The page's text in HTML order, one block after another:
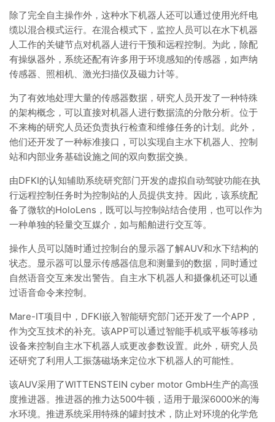
除了完全自主操作外，这种水下机器人还可以通过使用光纤电
缆以混合模式运行。在混合模式下，监控人员可以在水下机器
人工作的关键节点对机器人进行干预和远程控制。为此，除配
有操纵器外，系统还配有许多用于环境感知的传感器，如声纳
传感器、照相机、激光扫描仪及磁力计等。
为了有效地处理大量的传感器数据，研究人员开发了一种特殊
的架构概念，可以直接对机器人进行数据流的分散分析。位于
不来梅的研究人员还负责执行检查和维修任务的计划。此外，
他们还开发了一种标准接口，可以实现自主水下机器人、控制
站和内部业务基础设施之间的双向数据交换。
由DFKI的认知辅助系统研究部门开发的虚拟自动驾驶功能在执
行远程控制任务时为控制站的人员提供支持。因此，该系统配
备了微软的HoloLens，既可以与控制站结合使用，也可以作为
一种单独的轻量交互媒介，如与船舶进行交互等。
操作人员可以随时通过控制台的显示器了解AUV和水下结构的
状态。显示器可以显示传感器信息和测量到的数据，同时通过
自然语音交互来发出警告。自主水下机器人和摄像机还可以通
过语音命令来控制。
Mare-IT项目中，DFKI嵌入智能研究部门还开发了一个APP，
作为交互技术的补充。该APP可以通过智能手机或平板等移动
设备来控制自主水下机器人或更改参数设置。此外，研究人员
还研究了利用人工振荡磁场来定位水下机器人的可能性。
该AUV采用了WITTENSTEIN cyber motor GmbH生产的高强
度推进器。推进器的推力达500牛顿，适用于最深6000米的海
水环境。推进系统采用特殊的罐封技术，防止对环境的化学危